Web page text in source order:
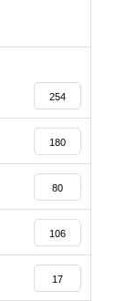
254
180
80
106
17